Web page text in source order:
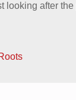
looking after the